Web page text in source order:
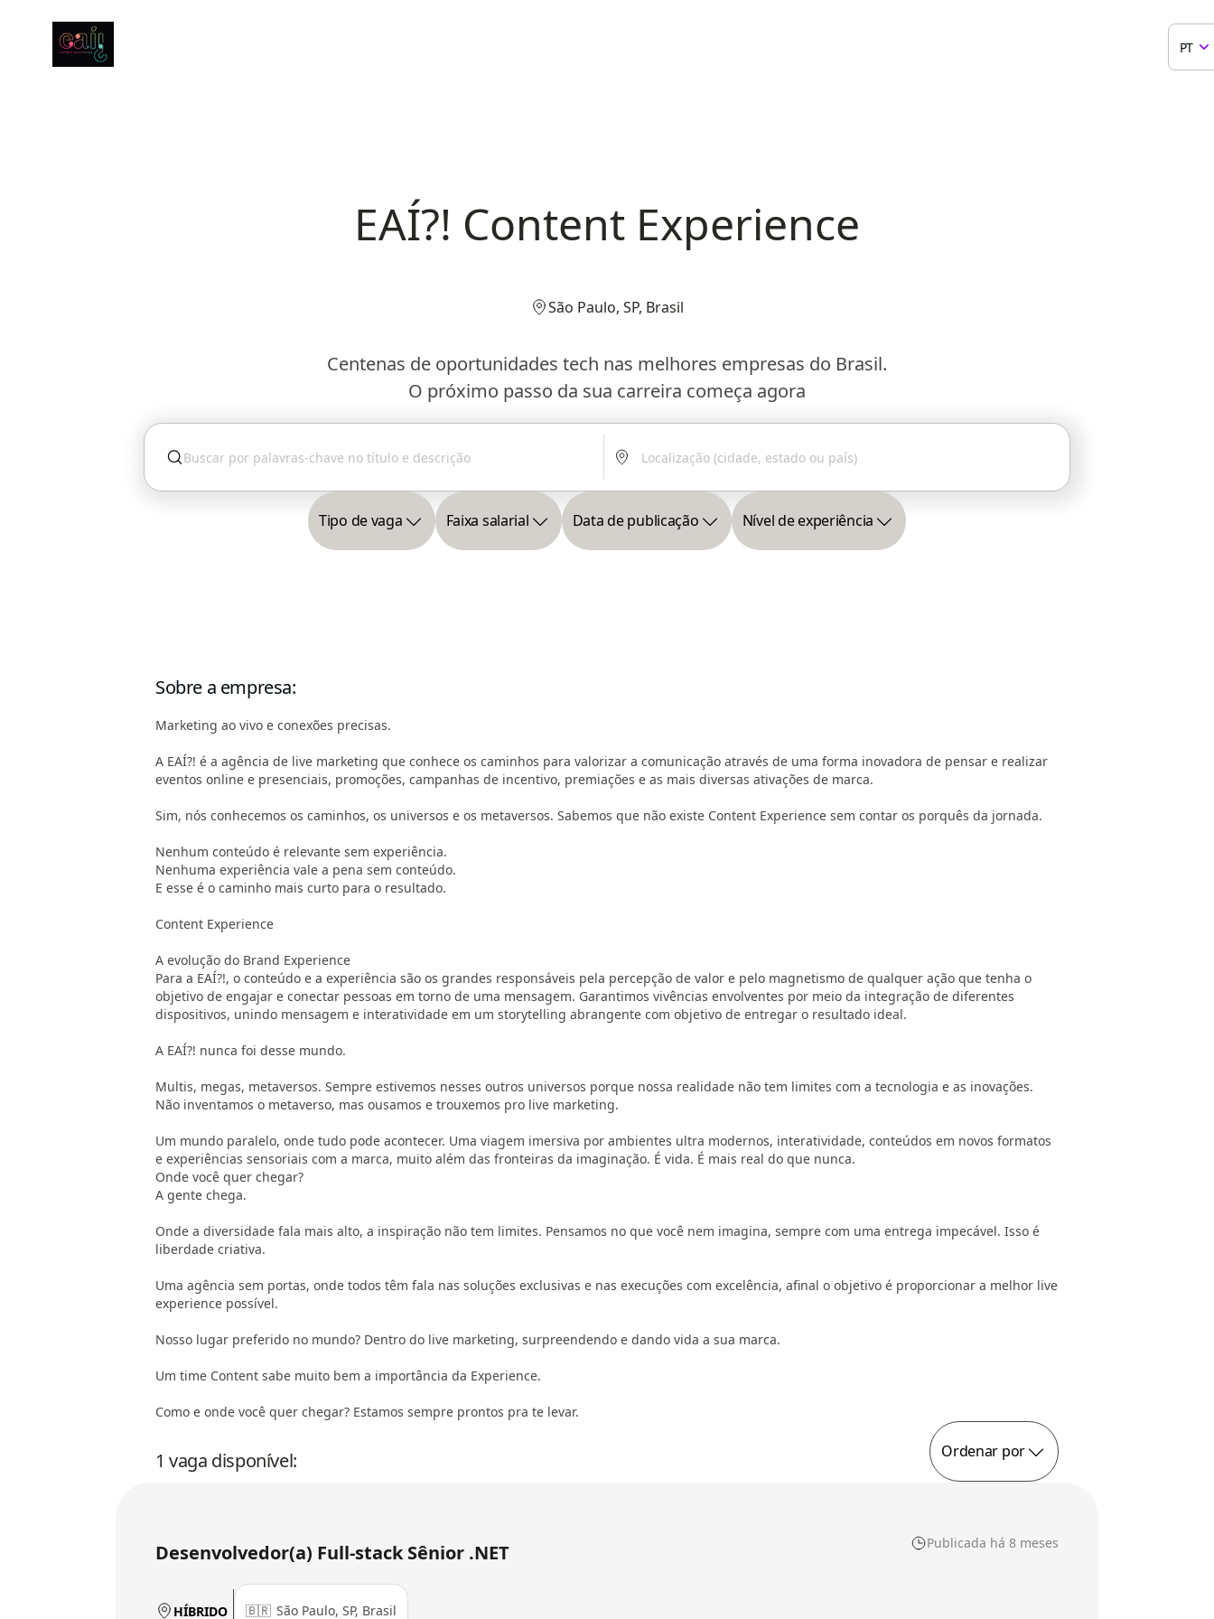
PT
EAÍ?! Content Experience
São Paulo, SP, Brasil
Centenas de oportunidades tech nas melhores empresas do Brasil.
O próximo passo da sua carreira começa agora
Tipo de vaga Faixa salarial Data de publicação Nível de experiência
Sobre a empresa:
Marketing ao vivo e conexões precisas.
A EAÍ?! é a agência de live marketing que conhece os caminhos para valorizar a comunicação através de uma forma inovadora de pensar e realizar
eventos online e presenciais, promoções, campanhas de incentivo, premiações e as mais diversas ativações de marca.
Sim, nós conhecemos os caminhos, os universos e os metaversos. Sabemos que não existe Content Experience sem contar os porquês da jornada.
Nenhum conteúdo é relevante sem experiência.
Nenhuma experiência vale a pena sem conteúdo.
E esse é o caminho mais curto para o resultado.
Content Experience
A evolução do Brand Experience
Para a EAÍ?!, o conteúdo e a experiência são os grandes responsáveis pela percepção de valor e pelo magnetismo de qualquer ação que tenha o
objetivo de engajar e conectar pessoas em torno de uma mensagem. Garantimos vivências envolventes por meio da integração de diferentes
dispositivos, unindo mensagem e interatividade em um storytelling abrangente com objetivo de entregar o resultado ideal.
A EAÍ?! nunca foi desse mundo.
Multis, megas, metaversos. Sempre estivemos nesses outros universos porque nossa realidade não tem limites com a tecnologia e as inovações.
Não inventamos o metaverso, mas ousamos e trouxemos pro live marketing.
Um mundo paralelo, onde tudo pode acontecer. Uma viagem imersiva por ambientes ultra modernos, interatividade, conteúdos em novos formatos
e experiências sensoriais com a marca, muito além das fronteiras da imaginação. É vida. É mais real do que nunca.
Onde você quer chegar?
A gente chega.
Onde a diversidade fala mais alto, a inspiração não tem limites. Pensamos no que você nem imagina, sempre com uma entrega impecável. Isso é
liberdade criativa.
Uma agência sem portas, onde todos têm fala nas soluções exclusivas e nas execuções com excelência, afinal o objetivo é proporcionar a melhor live
experience possível.
Nosso lugar preferido no mundo? Dentro do live marketing, surpreendendo e dando vida a sua marca.
Um time Content sabe muito bem a importância da Experience.
Como e onde você quer chegar? Estamos sempre prontos pra te levar.
1 vaga disponível: Ordenar por
Desenvolvedor(a) Full-stack Sênior .NET Publicada há 8 meses
HÍBRIDO 🇧🇷 São Paulo, SP, Brasil